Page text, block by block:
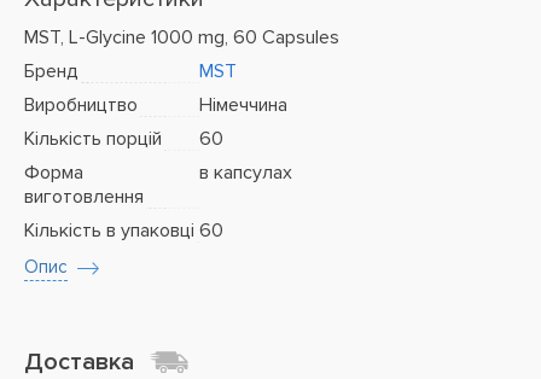
MST, L-Glycine 1000 mg, 60 Capsules
Бренд
MST
Виробництво
Німеччина
Кількість порцій
60
Форма
виготовлення
в капсулах
Кількість в упаковці 60
Опис
Доставка